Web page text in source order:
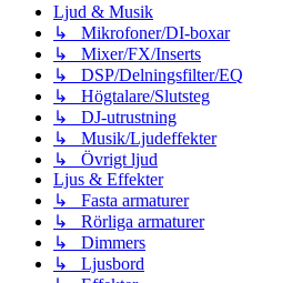
Ljud & Musik
↳ Mikrofoner/DI-boxar
↳ Mixer/FX/Inserts
↳ DSP/Delningsfilter/EQ
↳ Högtalare/Slutsteg
↳ DJ-utrustning
↳ Musik/Ljudeffekter
↳ Övrigt ljud
Ljus & Effekter
↳ Fasta armaturer
↳ Rörliga armaturer
↳ Dimmers
↳ Ljusbord